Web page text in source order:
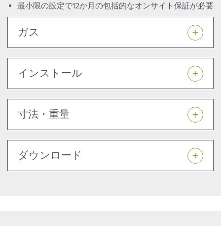
最小限の設定で12か月の包括的なオンサイト保証が必要
ガス
インストール
寸法・重量
ダウンロード